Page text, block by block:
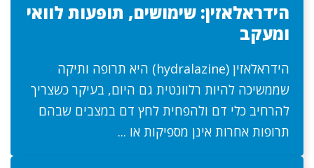
הידראלאזין: שימושים, תופעות לוואי
ומעקב
הידראלאזין (hydralazine) היא תרופה ותיקה
שממשיכה להיות רלוונטית גם היום, בעיקר כשצריך
להרחיב כלי דם ולהפחית לחץ דם במצבים שבהם
תרופות אחרות אינן מספיקות או ...